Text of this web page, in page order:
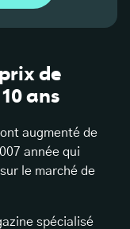
de
ans
augmenté de
année qui
le marché de
spécialisé